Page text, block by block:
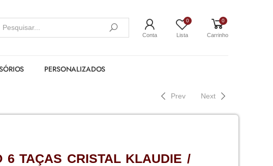
Conta
0
Lista
0
Carrinho
PERSONALIZADOS
Prev Next
6 TAÇAS CRISTAL KLAUDIE /